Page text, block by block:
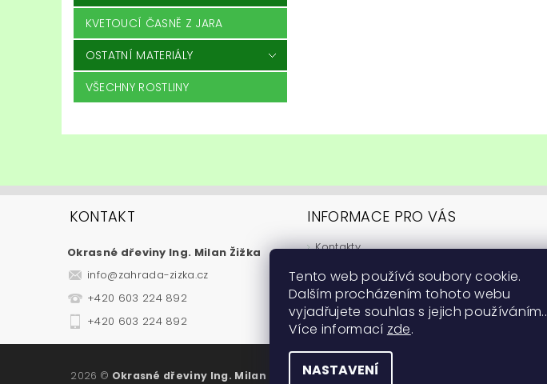
KVETOUCÍ ČASNĚ Z JARA
OSTATNÍ MATERIÁLY
VŠECHNY ROSTLINY
KONTAKT
Okrasné dřeviny Ing. Milan Žižka
info@zahrada-zizka.cz
+420 603 224 892
+420 603 224 892
INFORMACE PRO VÁS
Kontakty
Obchodní podmínky
Podmínky ochrany osobních údajů
Fytosanitární informace
Návody na pěstování
2026 © Okrasné dřeviny Ing. Milan Žižka , všechna práva vyhrazena
Tento web používá soubory cookie.
Dalším procházením tohoto webu
vyjadřujete souhlas s jejich používáním..
Více informací zde.
NASTAVENÍ